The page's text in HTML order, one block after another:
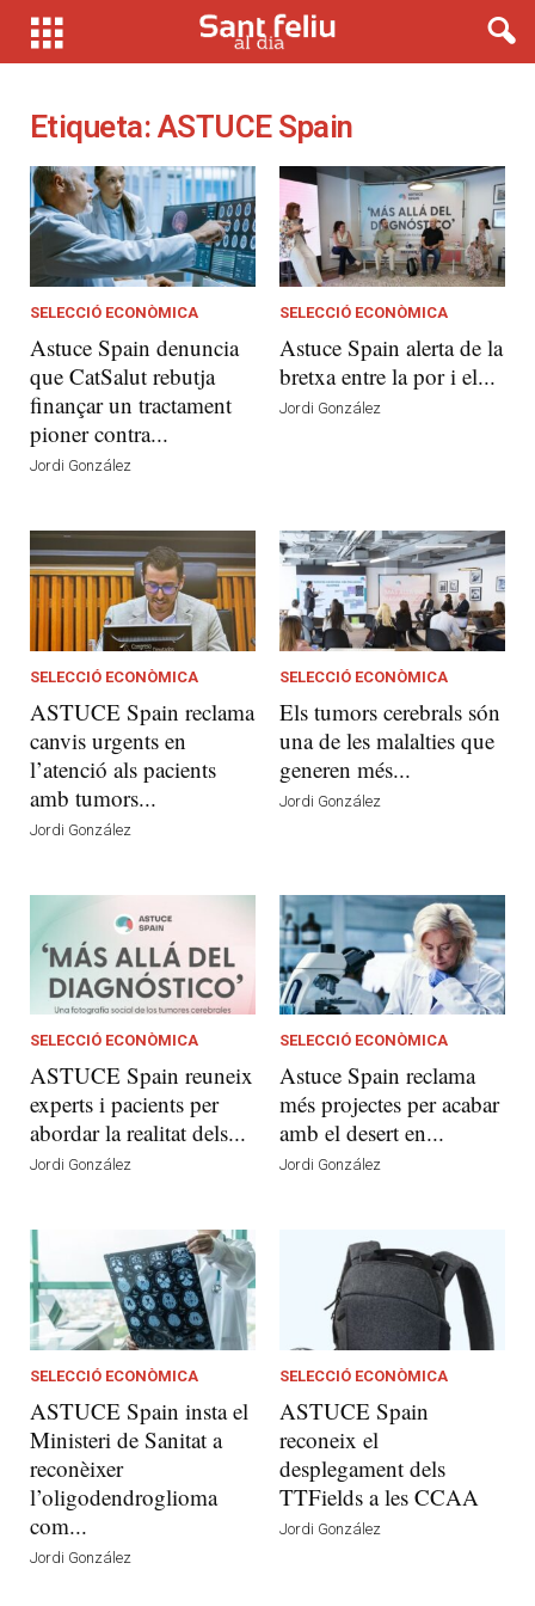
Etiqueta: ASTUCE Spain
SELECCIÓ ECONÒMICA
Astuce Spain denuncia
que CatSalut rebutja
finançar un tractament
pioner contra...
Jordi González
SELECCIÓ ECONÒMICA
Astuce Spain alerta de la
bretxa entre la por i el...
Jordi González
SELECCIÓ ECONÒMICA
ASTUCE Spain reclama
canvis urgents en
l’atenció als pacients
amb tumors...
Jordi González
SELECCIÓ ECONÒMICA
Els tumors cerebrals són
una de les malalties que
generen més...
Jordi González
SELECCIÓ ECONÒMICA
ASTUCE Spain reuneix
experts i pacients per
abordar la realitat dels...
Jordi González
SELECCIÓ ECONÒMICA
Astuce Spain reclama
més projectes per acabar
amb el desert en...
Jordi González
SELECCIÓ ECONÒMICA
ASTUCE Spain insta el
Ministeri de Sanitat a
reconèixer
l’oligodendroglioma
com...
Jordi González
SELECCIÓ ECONÒMICA
ASTUCE Spain
reconeix el
desplegament dels
TTFields a les CCAA
Jordi González